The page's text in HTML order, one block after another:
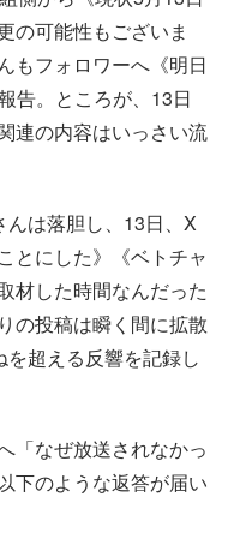
の可能性もございま
もフォロワーへ《明日
告。ところが、13日
連の内容はいっさい流
んは落胆し、13日、X
とにした》《ベトチャ
材した時間なんだった
の投稿は瞬く間に拡散
超える反響を記録し
「なぜ放送されなかっ
下のような返答が届い